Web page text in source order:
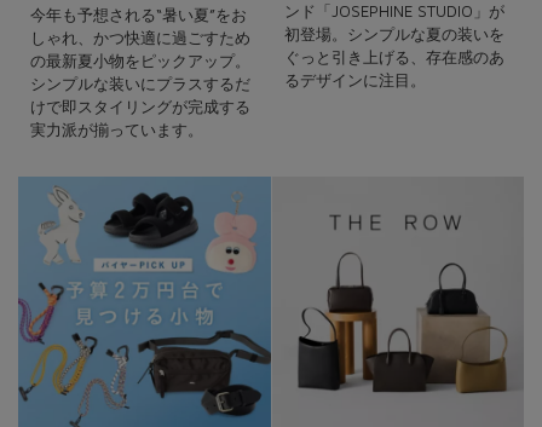
今年も予想される“暑い夏”をお
しゃれ、かつ快適に過ごすため
の最新夏小物をピックアップ。
シンプルな装いにプラスするだ
けで即スタイリングが完成する
実力派が揃っています。
ンド「JOSEPHINE STUDIO」が
初登場。シンプルな夏の装いを
ぐっと引き上げる、存在感のあ
るデザインに注目。